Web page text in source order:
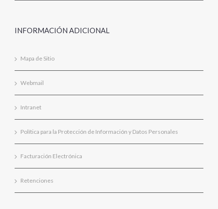
INFORMACIÓN ADICIONAL
Mapa de Sitio
Webmail
Intranet
Política para la Protección de Información y Datos Personales
Facturación Electrónica
Retenciones